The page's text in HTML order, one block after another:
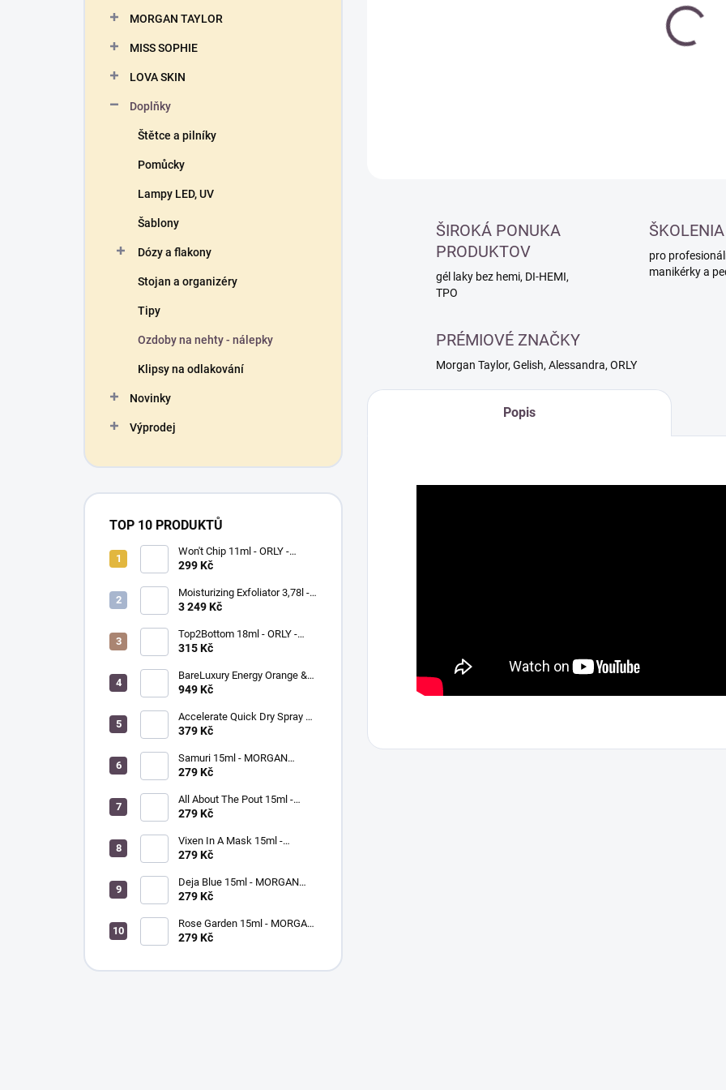
MORGAN TAYLOR
MISS SOPHIE
LOVA SKIN
Doplňky
Štětce a pilníky
Pomůcky
Lampy LED, UV
Šablony
Dózy a flakony
Stojan a organizéry
Tipy
Ozdoby na nehty - nálepky
Klipsy na odlakování
Novinky
Výprodej
TOP 10 PRODUKTŮ
Won't Chip 11ml - ORLY -
vrchní vrstva proti olupování
299 Kč
Moisturizing Exfoliator 3,78l -
ORLYPRO - hydratační peeling
3 249 Kč
Top2Bottom 18ml - ORLY -
podkladový a vrchní lak na
315 Kč
BareLuxury Energy Orange &
Lemongrass Lotion 946 ml -
hydratační krém na ruce a tělo
- pomeranč / citrónová tráva
949 Kč
Accelerate Quick Dry Spray &
Drops 9ml - MORGAN TAYLOR
379 Kč
Samuri 15ml - MORGAN
TAYLOR - lak na nehty
279 Kč
All About The Pout 15ml -
MORGAN TAYLOR - lak na
279 Kč
Vixen In A Mask 15ml -
MORGAN TAYLOR - lak na
279 Kč
Deja Blue 15ml - MORGAN
TAYLOR - lak na nehty
279 Kč
Rose Garden 15ml - MORGAN
TAYLOR - lak na nehty
279 Kč
ŠIROKÁ PONUKA
PRODUKTOV
gél laky bez hemi, DI-HEMI,
TPO
ŠKOLENIA
pro
manikérky a
PRÉMIOVÉ ZNAČKY
Morgan Taylor, Gelish, Alessandra, ORLY
Popis